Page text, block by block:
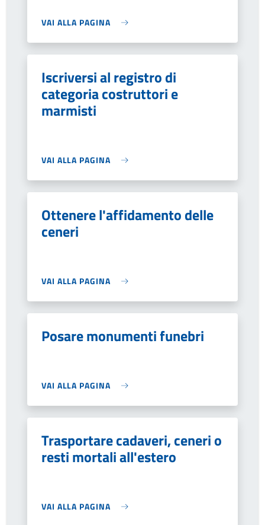
VAI ALLA PAGINA
Iscriversi al registro di
categoria costruttori e
marmisti
VAI ALLA PAGINA
Ottenere l'affidamento delle
ceneri
VAI ALLA PAGINA
Posare monumenti funebri
VAI ALLA PAGINA
Trasportare cadaveri, ceneri o
resti mortali all'estero
VAI ALLA PAGINA